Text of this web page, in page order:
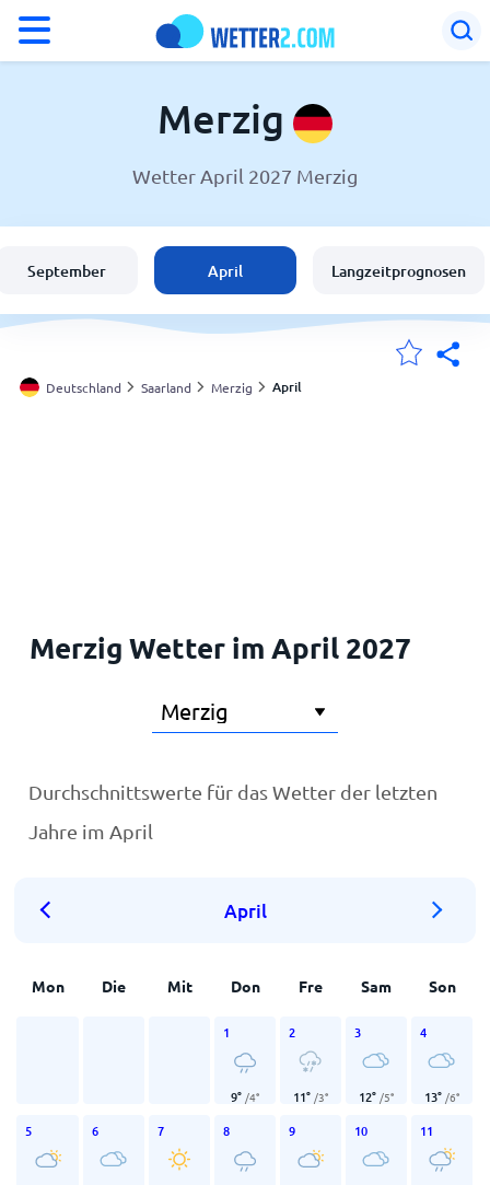
Wetter in Merzig
Schweiz
Österreich
Merzig
Wetter April 2027 Merzig
September April Langzeitprognosen
Deutschland Saarland Merzig April
Merzig Wetter im April 2027
Durchschnittswerte für das Wetter der letzten
Jahre im April
April
Mon Die Mit Don Fre Sam Son
1
9° /4°
2
11° /3°
3
12° /5°
4
13° /6°
5 6 7 8 9 10 11